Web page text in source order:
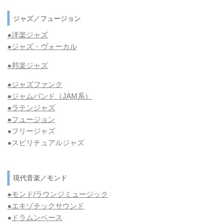
ジャズ／フュージョン
●洋楽ジャズ
●ジャズ・ヴォーカル
●邦楽ジャズ
●ジャズファンク
●ジャムバンド（JAM系）
●ラテンジャズ
●フュージョン
●フリージャズ
●スピリチュアルジャズ
現代音楽／モンド
●モンド/ラウンジミュージック
●エキゾチックサウンド
● ドラムンベース